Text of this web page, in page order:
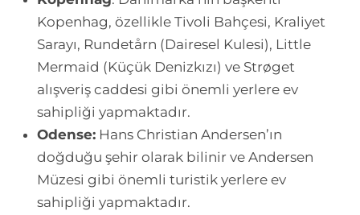
Kopenhag, özellikle Tivoli Bahçesi, Kraliyet
Sarayı, Rundetårn (Dairesel Kulesi), Little
Mermaid (Küçük Denizkızı) ve Strøget
alışveriş caddesi gibi önemli yerlere ev
sahipliği yapmaktadır.
Odense: Hans Christian Andersen’ın
doğduğu şehir olarak bilinir ve Andersen
Müzesi gibi önemli turistik yerlere ev
sahipliği yapmaktadır.